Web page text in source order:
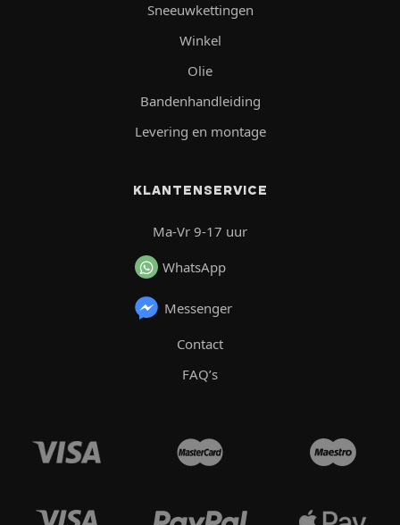
Sneeuwkettingen
Winkel
Olie
Bandenhandleiding
Levering en montage
KLANTENSERVICE
Ma-Vr 9-17 uur
WhatsApp
Messenger
Contact
FAQ’s